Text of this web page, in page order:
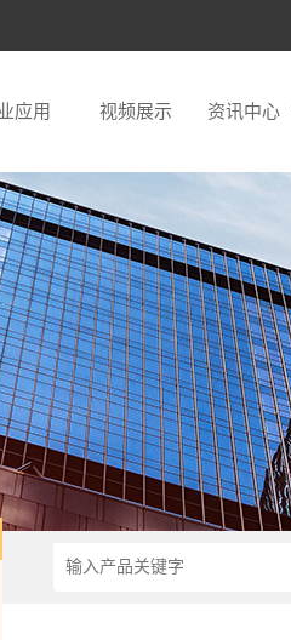
应用 视频展示 资讯中心